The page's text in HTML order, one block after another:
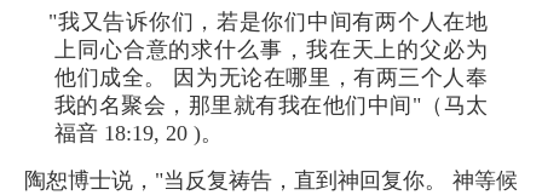
"我又告诉你们，若是你们中间有两个人在地
上同心合意的求什么事，我在天上的父必为
他们成全。 因为无论在哪里，有两三个人奉
我的名聚会，那里就有我在他们中间"（马太
福音 18:19, 20 )。
陶恕博士说，"当反复祷告，直到神回复你。 神等候